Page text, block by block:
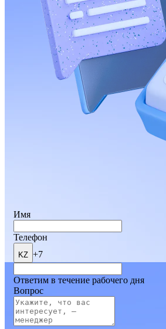
Имя
Телефон
KZ +7
Ответим в течение рабочего дня
Вопрос